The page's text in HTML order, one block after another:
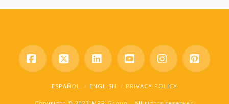
Facebook
X LinkedInYouTubeInstagram
ESPAÑOL ENGLISH PRIVACY POLICY